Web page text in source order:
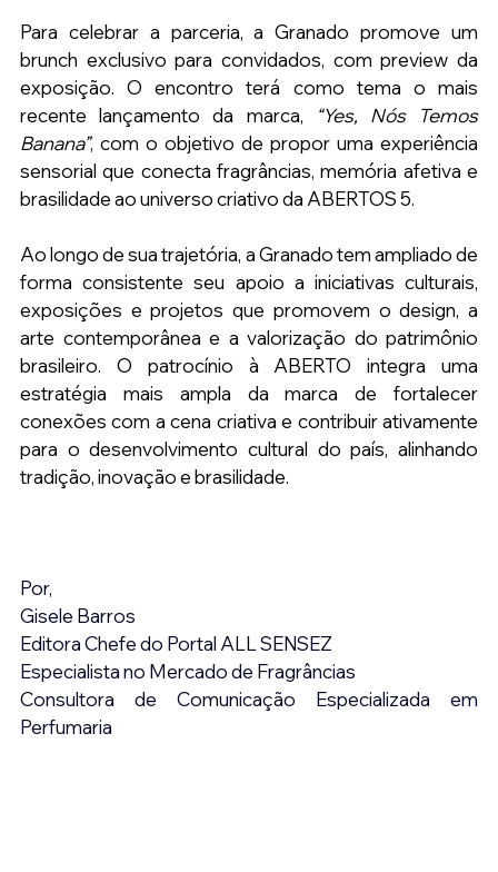
Para celebrar a parceria, a Granado promove um
brunch exclusivo para convidados, com preview da
exposição. O encontro terá como tema o mais
recente lançamento da marca,
“Yes, Nós Temos
Banana”, com o objetivo de propor uma experiência
sensorial que conecta fragrâncias, memória afetiva e
brasilidade ao universo criativo da ABERTOS 5.
Ao longo de sua trajetória, a Granado tem ampliado de
forma consistente seu apoio a iniciativas culturais,
exposições e projetos que promovem o design, a
arte contemporânea e a valorização do patrimônio
brasileiro. O patrocínio à ABERTO integra uma
estratégia mais ampla da marca de fortalecer
conexões com a cena criativa e contribuir ativamente
para o desenvolvimento cultural do país, alinhando
tradição, inovação e brasilidade.
Por,
Gisele Barros
Editora Chefe do Portal ALL SENSEZ
Especialista no Mercado de Fragrâncias
Consultora de Comunicação Especializada em
Perfumaria